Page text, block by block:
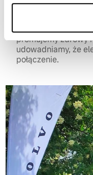
do jazdy może iść
człowieka.
promujemy zdrowy
udowadniamy, że
połączenie.